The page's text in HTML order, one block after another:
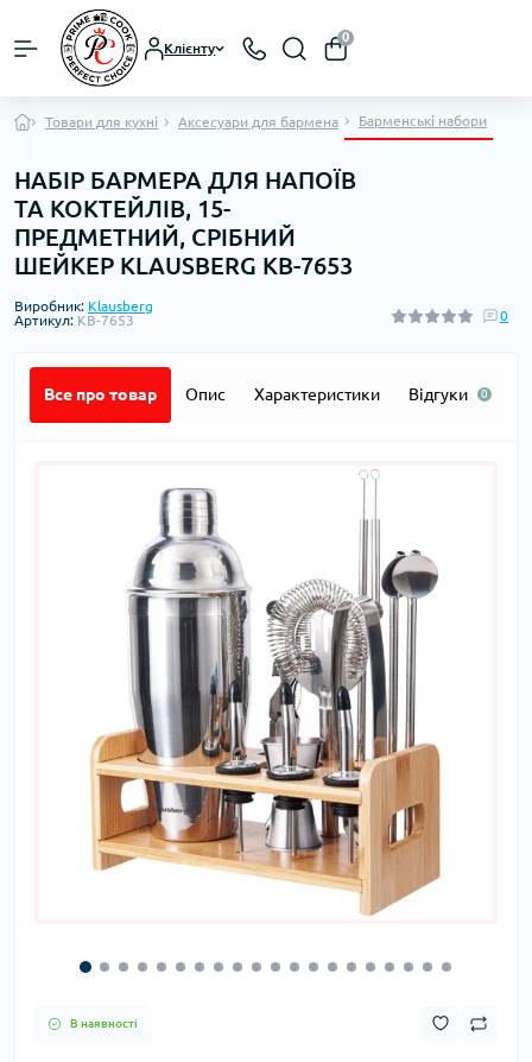
Клієнту
0
Товари для кухні Аксесуари для бармена Бармeнські набори
НАБІР БАРМЕРА ДЛЯ НАПОЇВ
ТА КОКТЕЙЛІВ, 15-
ПРЕДМЕТНИЙ, СРІБНИЙ
ШЕЙКЕР KLAUSBERG KB-7653
Виробник: Klausberg
Артикул: KB-7653 0
Все про товар Опис Характеристики Відгуки 0
В наявності